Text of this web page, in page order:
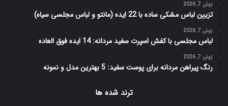
ژوئن 7, 2026
تزیین لباس مشکی ساده با 22 ایده (مانتو و لباس مجلسی سیاه)
ژوئن 7, 2026
لباس مجلسی با کفش اسپرت سفید مردانه: 14 ایده فوق العاده
ژوئن 7, 2026
رنگ پیراهن مردانه برای پوست سفید: 5 بهترین مدل و نمونه
ترند شده ها